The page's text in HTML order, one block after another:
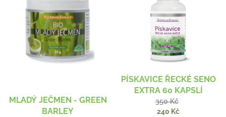
MLADÝ JEČMEN - GREEN
BARLEY
PÍSKAVICE ŘECKÉ SENO
EXTRA 60 KAPSLÍ
350 Kč
240 Kč